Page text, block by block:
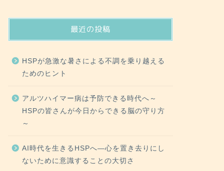
最近の投稿
HSPが急激な暑さによる不調を乗り越える
ためのヒント
アルツハイマー病は予防できる時代へ～
HSPの皆さんが今日からできる脳の守り方
～
AI時代を生きるHSPへ―心を置き去りにし
ないために意識することの大切さ